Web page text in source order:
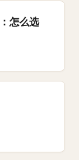
怎么选